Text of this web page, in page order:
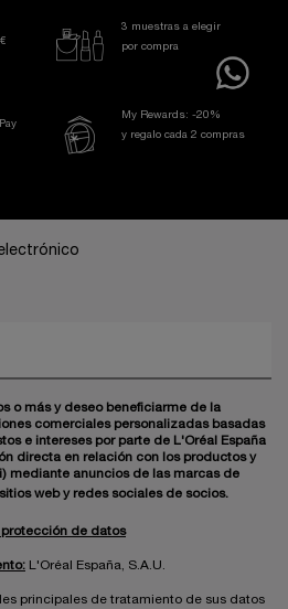
3 muestras a elegir
por compra
My Rewards: -20%
y regalo cada 2 compras
o más y deseo beneficiarme de la
comerciales personalizadas basadas
e intereses por parte de L'Oréal España
directa en relación con los productos y
mediante anuncios de las marcas de
web y redes sociales de socios.
protección de datos
L'Oréal España, S.A.U.
principales de tratamiento de sus datos